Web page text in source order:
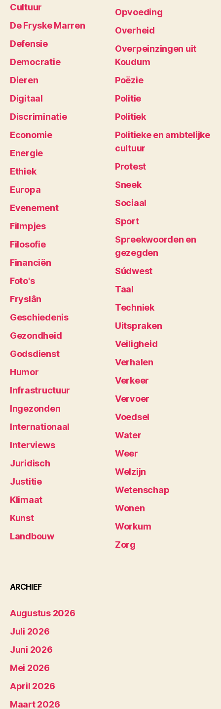
Cultuur
De Fryske Marren
Defensie
Democratie
Dieren
Digitaal
Discriminatie
Economie
Energie
Ethiek
Europa
Evenement
Filmpjes
Filosofie
Financiën
Foto's
Fryslân
Geschiedenis
Gezondheid
Godsdienst
Humor
Infrastructuur
Ingezonden
Internationaal
Interviews
Juridisch
Justitie
Klimaat
Kunst
Landbouw
Opvoeding
Overheid
Overpeinzingen uit
Koudum
Poëzie
Politie
Politiek
Politieke en ambtelijke
cultuur
Protest
Sneek
Sociaal
Sport
Spreekwoorden en
gezegden
Súdwest
Taal
Techniek
Uitspraken
Veiligheid
Verhalen
Verkeer
Vervoer
Voedsel
Water
Weer
Welzijn
Wetenschap
Wonen
Workum
Zorg
ARCHIEF
Augustus 2026
Juli 2026
Juni 2026
Mei 2026
April 2026
Maart 2026